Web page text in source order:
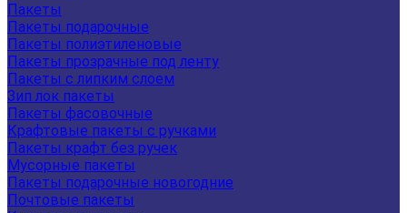
Пакеты
Пакеты подарочные
Пакеты полиэтиленовые
Пакеты прозрачные под ленту
Пакеты с липким слоем
Зип лок пакеты
Пакеты фасовочные
Крафтовые пакеты с ручками
Пакеты крафт без ручек
Мусорные пакеты
Пакеты подарочные новогодние
Почтовые пакеты